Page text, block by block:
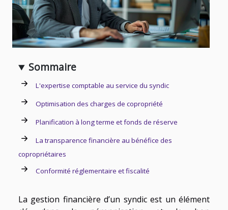
Sommaire
L'expertise comptable au service du syndic
Optimisation des charges de copropriété
Planification à long terme et fonds de réserve
La transparence financière au bénéfice des
copropriétaires
Conformité réglementaire et fiscalité
La gestion financière d’un syndic est un élément